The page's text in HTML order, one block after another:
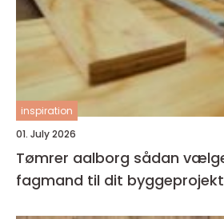
inspiration
01. July 2026
Tømrer aalborg sådan vælger du den rette
fagmand til dit byggeprojekt